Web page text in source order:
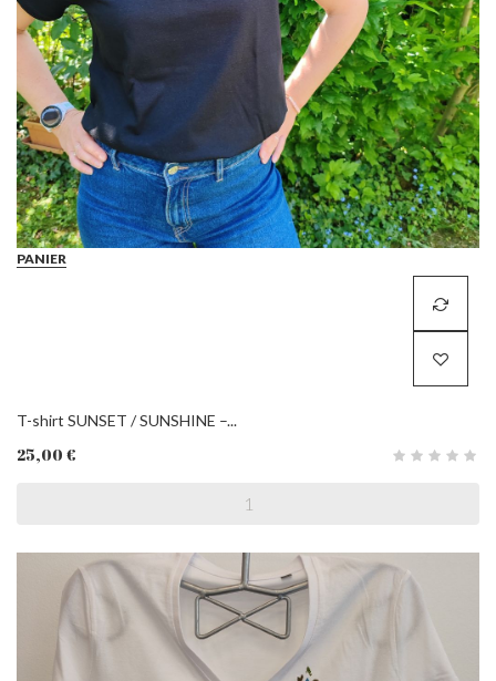
PANIER
T-shirt SUNSET / SUNSHINE –...
25,00 €